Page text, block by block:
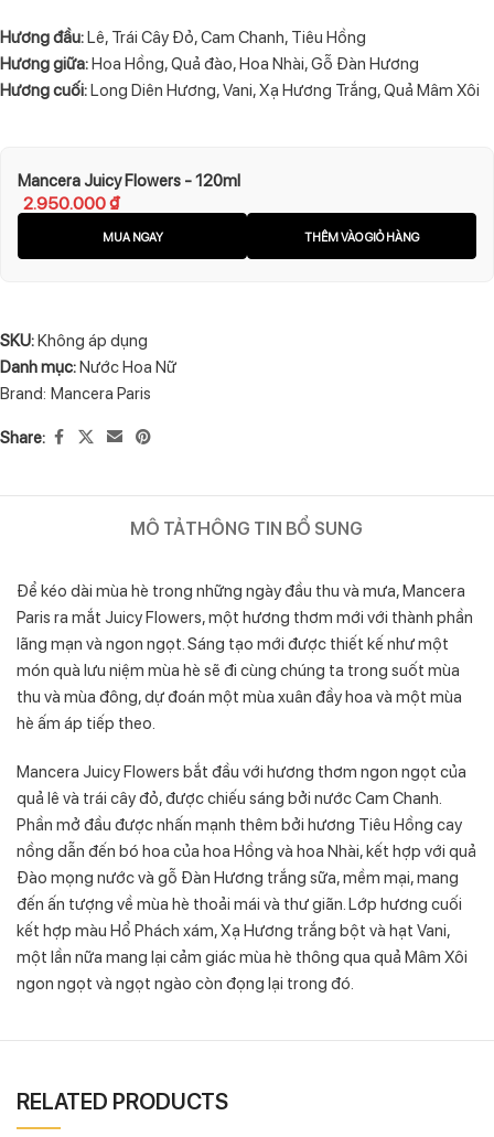
Hương đầu:Lê, Trái Cây Đỏ, Cam Chanh, Tiêu Hồng
Hương giữa:Hoa Hồng, Quả đào, Hoa Nhài, Gỗ Đàn Hương
Hương cuối:Long Diên Hương, Vani, Xạ Hương Trắng, Quả Mâm Xôi
Mancera Juicy Flowers - 120ml
2.950.000₫
MUA NGAY THÊM VÀO GIỎ HÀNG
SKU:Không áp dụng
Danh mục:Nước Hoa Nữ
Brand: Mancera Paris
Share:
MÔ TẢTHÔNG TIN BỔ SUNG
Để kéo dài mùa hè trong những ngày đầu thu và mưa, Mancera
Paris ra mắt Juicy Flowers, một hương thơm mới với thành phần
lãng mạn và ngon ngọt. Sáng tạo mới được thiết kế như một
món quà lưu niệm mùa hè sẽ đi cùng chúng ta trong suốt mùa
thu và mùa đông, dự đoán một mùa xuân đầy hoa và một mùa
hè ấm áp tiếp theo.
Mancera Juicy Flowers bắt đầu với hương thơm ngon ngọt của
quả lê và trái cây đỏ, được chiếu sáng bởi nước Cam Chanh.
Phần mở đầu được nhấn mạnh thêm bởi hương Tiêu Hồng cay
nồng dẫn đến bó hoa của hoa Hồng và hoa Nhài, kết hợp với quả
Đào mọng nước và gỗ Đàn Hương trắng sữa, mềm mại, mang
đến ấn tượng về mùa hè thoải mái và thư giãn. Lớp hương cuối
kết hợp màu Hổ Phách xám, Xạ Hương trắng bột và hạt Vani,
một lần nữa mang lại cảm giác mùa hè thông qua quả Mâm Xôi
ngon ngọt và ngọt ngào còn đọng lại trong đó.
RELATED PRODUCTS